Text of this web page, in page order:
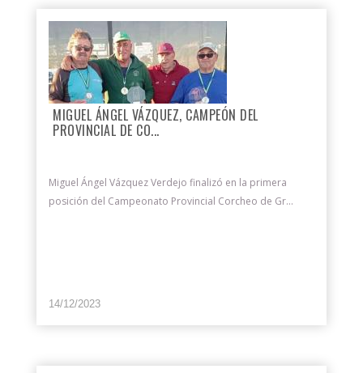
MIGUEL ÁNGEL VÁZQUEZ, CAMPEÓN DEL
PROVINCIAL DE CO...
Miguel Ángel Vázquez Verdejo finalizó en la primera
posición del Campeonato Provincial Corcheo de Gr...
14/12/2023